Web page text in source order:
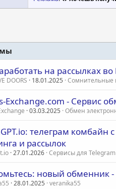
на рассылках
DOORS 18.01.2025 Сомнительные
Exchange.com - Сервис
03.03.2025 Обмен
телеграм комбайн
и рассылок
27.01.2026 Сервисы для Telegram
новый обменник -
28.01.2025 veranika55